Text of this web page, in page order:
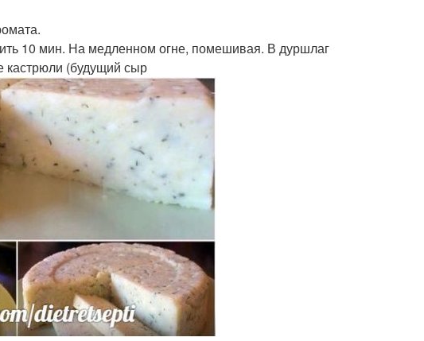
10 мин. На медленном огне, помешивая. В дуршлаг
кастрюли (будущий сыр